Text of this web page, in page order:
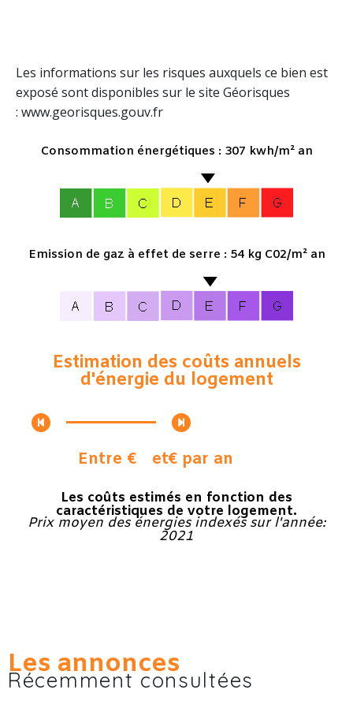
Les informations sur les risques auxquels ce bien est
exposé sont disponibles sur le site Géorisques
: www.georisques.gouv.fr
Consommation énergétiques : 307 kwh/m² an
Emission de gaz à effet de serre : 54 kg C02/m² an
Estimation des coûts annuels
d'énergie du logement
Entre € et€ par an
Les coûts estimés en fonction des
caractéristiques de votre logement.
Prix moyen des énergies indexés sur l'année:
2021
Les annonces
Récemment consultées